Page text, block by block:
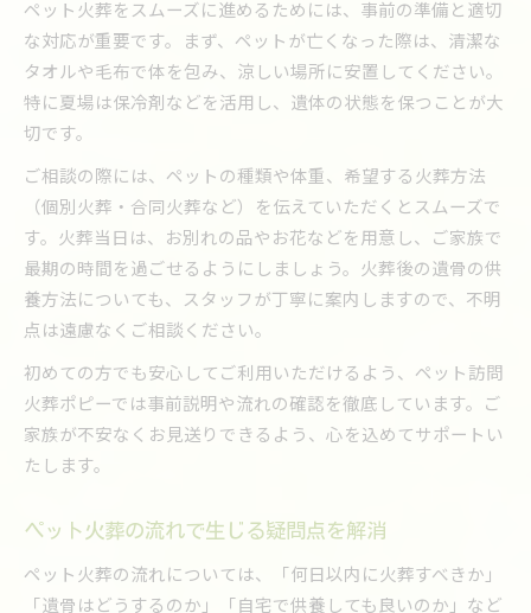
ペット火葬をスムーズに進めるためには、事前の準備と適切
な対応が重要です。まず、ペットが亡くなった際は、清潔な
タオルや毛布で体を包み、涼しい場所に安置してください。
特に夏場は保冷剤などを活用し、遺体の状態を保つことが大
切です。
ご相談の際には、ペットの種類や体重、希望する火葬方法
（個別火葬・合同火葬など）を伝えていただくとスムーズで
す。火葬当日は、お別れの品やお花などを用意し、ご家族で
最期の時間を過ごせるようにしましょう。火葬後の遺骨の供
養方法についても、スタッフが丁寧に案内しますので、不明
点は遠慮なくご相談ください。
初めての方でも安心してご利用いただけるよう、ペット訪問
火葬ポピーでは事前説明や流れの確認を徹底しています。ご
家族が不安なくお見送りできるよう、心を込めてサポートい
たします。
ペット火葬の流れで生じる疑問点を解消
ペット火葬の流れについては、「何日以内に火葬すべきか」
「遺骨はどうするのか」「自宅で供養しても良いのか」など